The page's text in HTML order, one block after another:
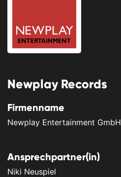
Newplay Records
Firmenname
Newplay Entertainment GmbH
Ansprechpartner(in)
Niki Neuspiel